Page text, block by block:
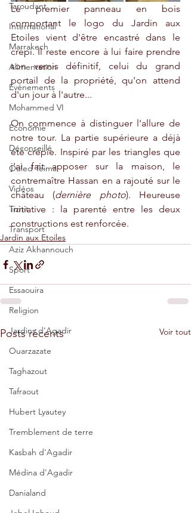
Taroudant
International
Marrakech
Alimentation
Evénements
Mohammed VI
Economie
Déconseillé
Ouled Teima
Vidéos
Tiznit
Transport
Aziz Akhannouch
Sport
Essaouira
Religion
Jardins d'Agadir
Ouarzazate
Taghazout
Tafraout
Hubert Lyautey
Tremblement de terre
Kasbah d'Agadir
Médina d'Agadir
Danialand
Le premier panneau en bois
comportant le logo du Jardin aux
Etoiles vient d'être encastré dans le
crépi. Il reste encore à lui faire prendre
son vernis définitif, celui du grand
portail de la propriété, qu'on attend
d'un jour à l'autre...
On commence à distinguer l'allure de
notre tour. La partie supérieure a déjà
été crépie. Inspiré par les triangles que
j'ai fait apposer sur la maison, le
contremaître Hassan en a rajouté sur le
château (dernière photo). Heureuse
initiative : la parenté entre les deux
constructions est renforcée.
Jardin aux Etoiles
Posts récents Voir tout